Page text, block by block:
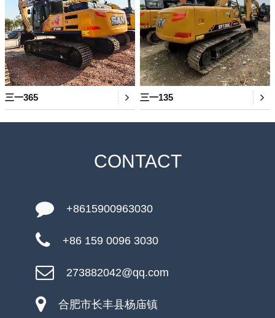
三一365 三一135
CONTACT
+8615900963030
+86 159 0096 3030
273882042@qq.com
合肥市长丰县杨庙镇